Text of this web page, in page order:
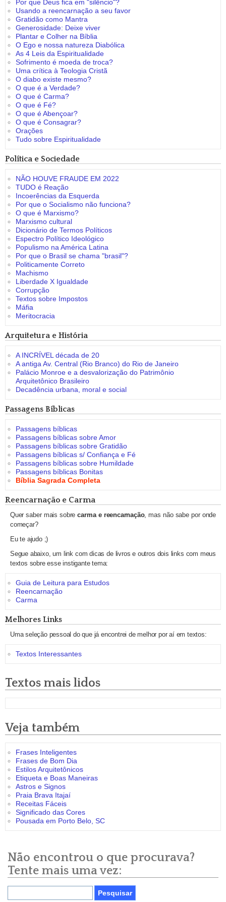
Por que Deus fica em "silêncio"?
Usando a reencarnação a seu favor
Gratidão como Mantra
Generosidade: Deixe viver
Plantar e Colher na Bíblia
O Ego e nossa natureza Diabólica
As 4 Leis da Espiritualidade
Sofrimento é moeda de troca?
Uma crítica à Teologia Cristã
O diabo existe mesmo?
O que é a Verdade?
O que é Carma?
O que é Fé?
O que é Abençoar?
O que é Consagrar?
Orações
Tudo sobre Espiritualidade
Política e Sociedade
NÃO HOUVE FRAUDE EM 2022
TUDO é Reação
Incoerências da Esquerda
Por que o Socialismo não funciona?
O que é Marxismo?
Marxismo cultural
Dicionário de Termos Políticos
Espectro Político Ideológico
Populismo na América Latina
Por que o Brasil se chama "brasil"?
Politicamente Correto
Machismo
Liberdade X Igualdade
Corrupção
Textos sobre Impostos
Máfia
Meritocracia
Arquitetura e História
A INCRÍVEL década de 20
A antiga Av. Central (Rio Branco) do Rio de Janeiro
Palácio Monroe e a desvalorização do Patrimônio
Arquitetônico Brasileiro
Decadência urbana, moral e social
Passagens Bíblicas
Passagens bíblicas
Passagens bíblicas sobre Amor
Passagens bíblicas sobre Gratidão
Passagens bíblicas s/ Confiança e Fé
Passagens bíblicas sobre Humildade
Passagens bíblicas Bonitas
Bíblia Sagrada Completa
Reencarnação e Carma
Quer saber mais sobrecarma e reencarnação, mas não sabe por onde
começar?
Eu te ajudo ;)
Segue abaixo, um link com dicas de livros e outros dois links com meus
textos sobre esse instigante tema:
Guia de Leitura para Estudos
Reencarnação
Carma
Melhores Links
Uma seleção pessoal do que já encontrei de melhor por aí em textos:
Textos Interessantes
Textos mais lidos
Veja também
Frases Inteligentes
Frases de Bom Dia
Estilos Arquitetônicos
Etiqueta e Boas Maneiras
Astros e Signos
Praia Brava Itajaí
Receitas Fáceis
Significado das Cores
Pousada em Porto Belo, SC
Não encontrou o que procurava?
Tente mais uma vez: